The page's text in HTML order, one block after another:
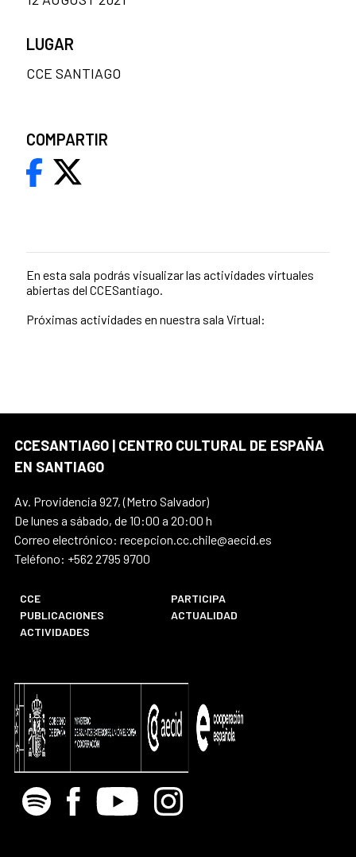
En esta sala podrás visualizar las actividades virtuales
abiertas del CCESantiago.
Próximas actividades en nuestra sala Virtual:
LUGAR
CCE SANTIAGO
COMPARTIR
CCESANTIAGO | CENTRO CULTURAL DE ESPAÑA
EN SANTIAGO
Av. Providencia 927, (Metro Salvador)
De lunes a sábado, de 10:00 a 20:00 h
Correo electrónico: recepcion.cc.chile@aecid.es
Teléfono: +562 2795 9700
CCE
PARTICIPA
PUBLICACIONES
ACTUALIDAD
ACTIVIDADES
Spotify Facebook
Youtube Instagram